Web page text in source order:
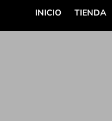
INICIO TIENDA